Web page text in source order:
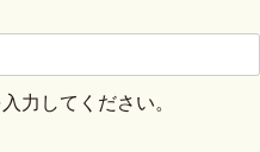
力してください。